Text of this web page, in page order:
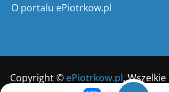
O portalu ePiotrkow.pl
Copyright ©ePiotrkow.pl.